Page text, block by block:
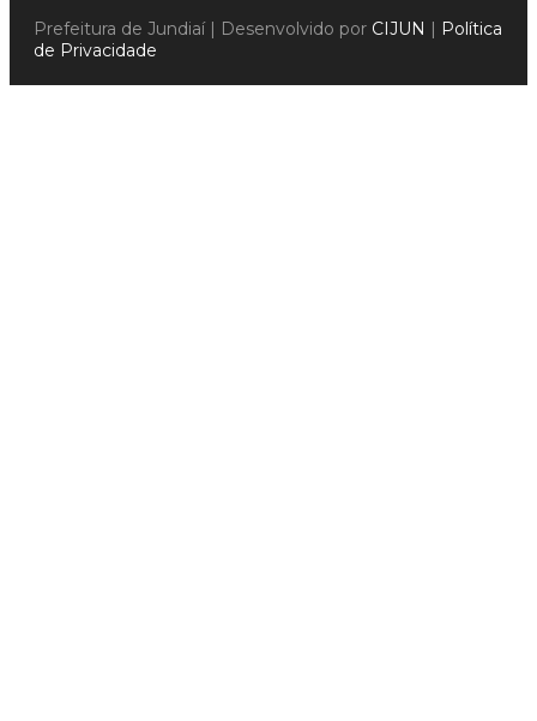
Prefeitura de Jundiaí | Desenvolvido por CIJUN | Política
de Privacidade